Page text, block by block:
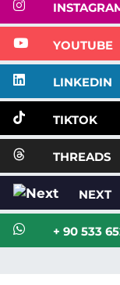
YOUTUBE
LINKEDIN
TIKTOK
THREADS
NEXT
+ 90 533